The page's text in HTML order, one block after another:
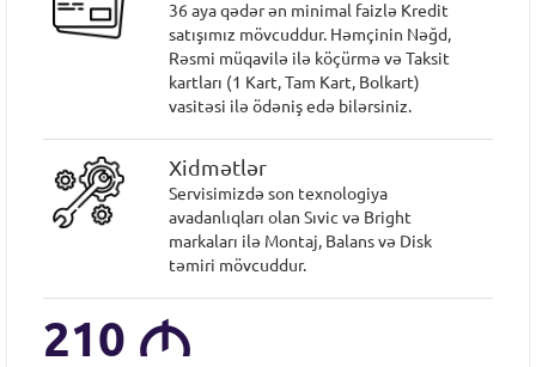
36 aya qədər ən minimal faizlə Kredit
satışımız mövcuddur. Həmçinin Nəğd,
Rəsmi müqavilə ilə köçürmə və Taksit
kartları (1 Kart, Tam Kart, Bolkart)
vasitəsi ilə ödəniş edə bilərsiniz.
Xidmətlər
Servisimizdə son texnologiya
avadanlıqları olan Sıvic və Bright
markaları ilə Montaj, Balans və Disk
təmiri mövcuddur.
210 M